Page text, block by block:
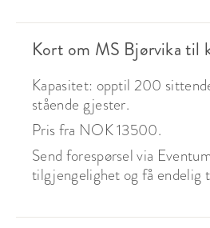
Kort om MS Bjørvika til
Kapasitet: opptil 200
stående gjester.
Pris fra NOK 13500.
Send forespørsel via
tilgjengelighet og få endelig